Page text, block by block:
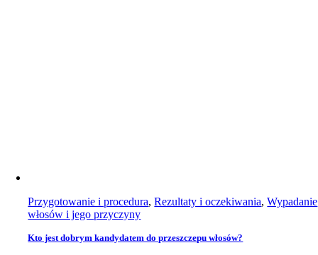
Przygotowanie i procedura,Rezultaty i oczekiwania,Wypadanie
włosów i jego przyczyny
Kto jest dobrym kandydatem do przeszczepu włosów?